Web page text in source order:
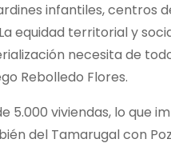
infantiles, centros
equidad territorial y
necesita de
Rebolledo Flores.
5.000 viviendas, lo que
del Tamarugal con